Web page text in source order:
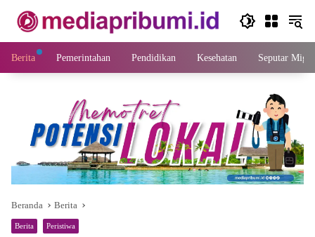
Berita Pemerintahan Pendidikan Kesehatan Seputar Migas
Beranda Berita
Berita Peristiwa